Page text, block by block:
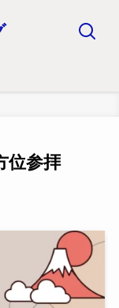
位参拝